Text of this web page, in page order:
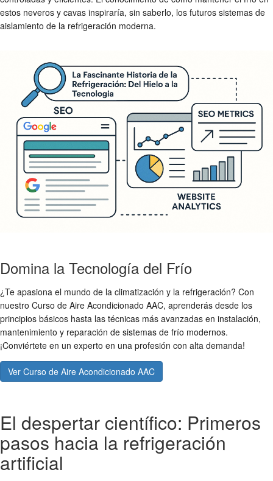
estos neveros y cavas inspiraría, sin saberlo, los futuros sistemas de
aislamiento de la refrigeración moderna.
Domina la Tecnología del Frío
¿Te apasiona el mundo de la climatización y la refrigeración? Con
nuestro Curso de Aire Acondicionado AAC, aprenderás desde los
principios básicos hasta las técnicas más avanzadas en instalación,
mantenimiento y reparación de sistemas de frío modernos.
¡Conviértete en un experto en una profesión con alta demanda!
Ver Curso de Aire Acondicionado AAC
El despertar científico: Primeros
pasos hacia la refrigeración
artificial